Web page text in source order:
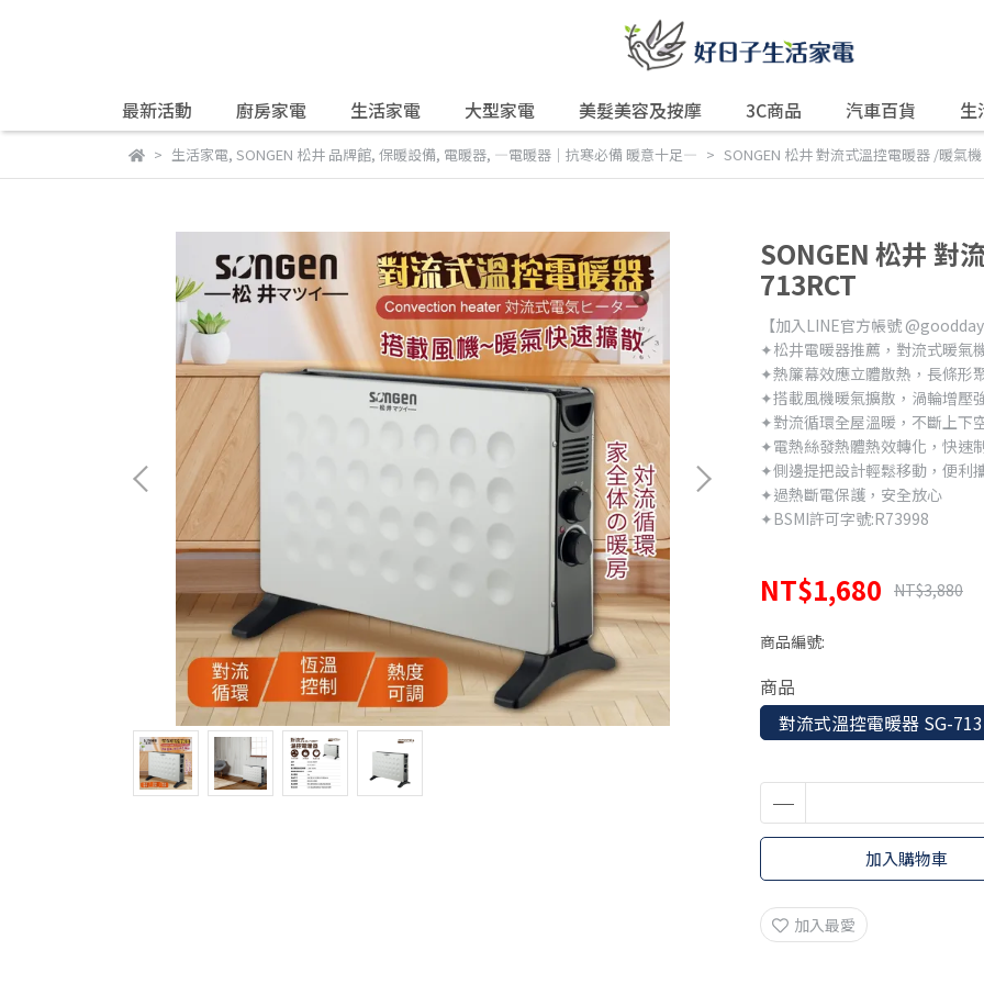
最新活動 廚房家電 生活家電 大型家電 美髮美容及按摩 3C商品 汽車百貨 生
生活家電, SONGEN 松井 品牌館, 保暖設備, 電暖器, —電暖器｜抗寒必備 暖意十足— SONGEN 松井 對流式溫控電暖器 /暖氣機
SONGEN 松井 對
713RCT
【加入LINE官方帳號
✦松井電暖器推薦，對流式暖氣
✦熱簾幕效應立體散熱，長條形
✦搭載風機暖氣擴散，渦輪增壓
✦對流循環全屋溫暖，不斷上下
✦電熱絲發熱體熱效轉化，快速
✦側邊提把設計輕鬆移動，便利
✦過熱斷電保護，安全放心
✦BSMI許可字號:R73998
NT$1,680 NT$3,880
商品編號:
商品
對流式溫控電暖器 SG-
加入購物車
加入最愛